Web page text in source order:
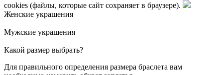
cookies (файлы, которые сайт сохраняет в браузере).
Женские украшения
Мужские украшения
Какой размер выбрать?
Для правильного определения размера браслета вам